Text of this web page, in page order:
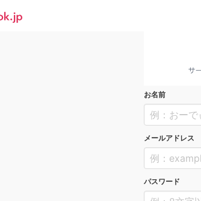
お名前
メールアドレス
パスワード